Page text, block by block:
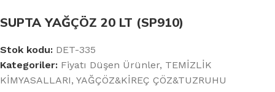
SUPTA YAĞÇÖZ 20 LT (SP910)
Stok kodu: DET-335
Kategoriler: Fiyatı Düşen Ürünler, TEMİZLİK
KİMYASALLARI, YAĞÇÖZ&KİREÇ ÇÖZ&TUZRUHU